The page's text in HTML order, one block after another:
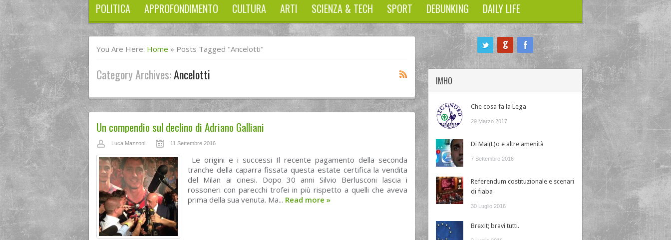
POLITICA APPROFONDIMENTO CULTURA ARTI SCIENZA & TECH SPORT DEBUNKING DAILY LIFE
You Are Here: Home » Posts Tagged "Ancelotti"
Category Archives:Ancelotti
Un compendio sul declino di Adriano Galliani
Luca Mazzoni 11 Settembre 2016
Le origini e i successi Il recente pagamento della seconda
tranche della caparra fissata questa estate certifica la vendita
del Milan ai cinesi. Dopo 30 anni Silvio Berlusconi lascia i
rossoneri con parecchi trofei in più rispetto a quelli che aveva
prima della sua venuta. Ma... Read more »
IMHO
Che cosa fa la Lega
29 Marzo 2017
Di Mai(L)o e altre amenità
7 Settembre 2016
Referendum costituzionale e scenari
di fiaba
30 Luglio 2016
Brexit; bravi tutti.